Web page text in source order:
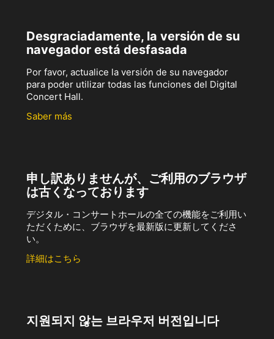
Desgraciadamente, la versión de su
navegador está desfasada
Por favor, actualice la versión de su navegador
para poder utilizar todas las funciones del Digital
Concert Hall.
Saber más
申し訳ありませんが、ご利用のブラウザ
は古くなっております
デジタル・コンサートホールの全ての機能をご利用い
ただくために、ブラウザを最新版に更新してくださ
い。
詳細はこちら
지원되지 않는 브라우저 버전입니다